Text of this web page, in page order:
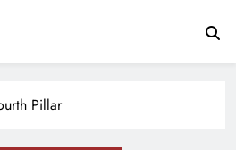
NEWS
Pillar